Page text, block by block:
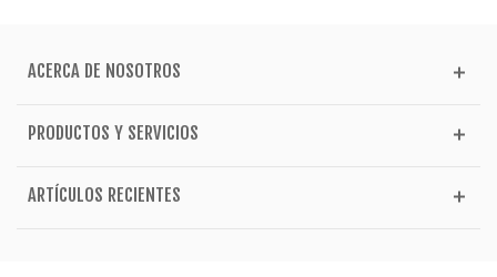
ACERCA DE NOSOTROS
PRODUCTOS Y SERVICIOS
ARTÍCULOS RECIENTES